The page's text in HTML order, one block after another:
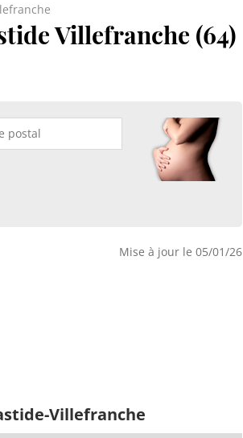
Villefranche (64)
Mise à jour le 05/01/26
Villefranche